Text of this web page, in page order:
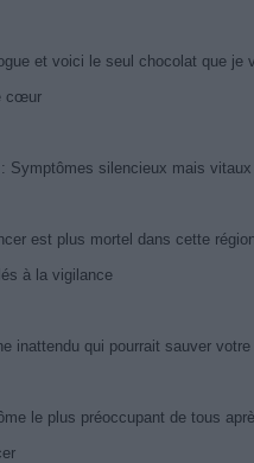
et voici le seul chocolat que je
cœur
Symptômes silencieux mais
est plus mortel dans cette
à la vigilance
inattendu qui pourrait sauver
le plus préoccupant de tous